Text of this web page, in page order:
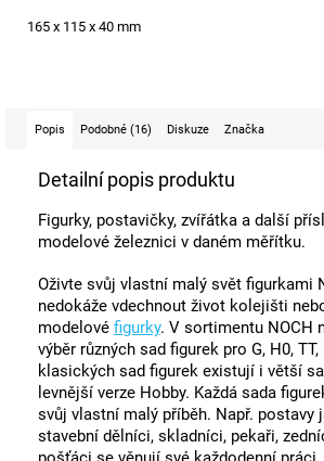
165 x 115 x 40 mm
Popis Podobné (16) Diskuze Značka
Detailní popis produktu
Figurky, postavičky, zvířátka a další
modelové železnici v daném měřítku.
Oživte svůj vlastní malý svět figurkami
nedokáže vdechnout život kolejišti
modelové figurky. V sortimentu NOCH
výběr různých sad figurek pro G, H0,
klasických sad figurek existují i ​​větší
levnější verze Hobby. Každá sada
svůj vlastní malý příběh. Např. postavy
stavební dělníci, skladníci, pekaři,